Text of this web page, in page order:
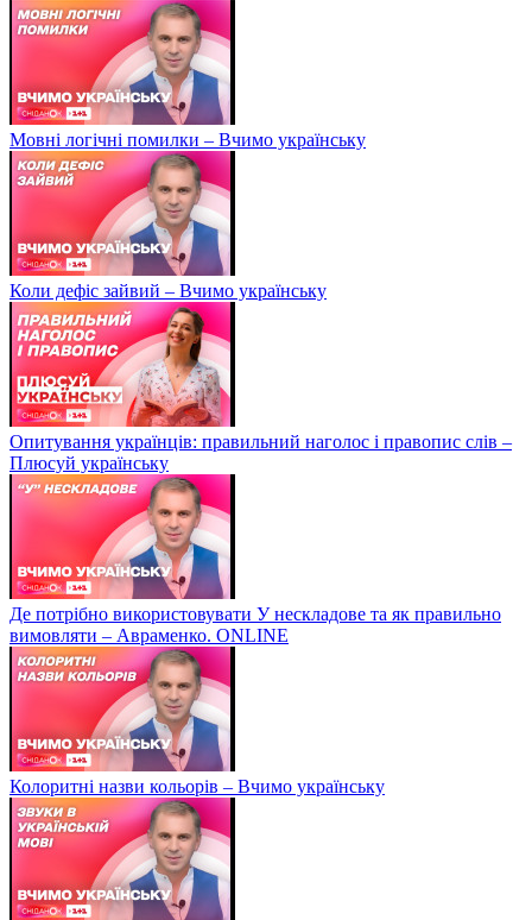
Мовні логічні помилки – Вчимо українську
Коли дефіс зайвий – Вчимо українську
Опитування українців: правильний наголос і правопис слів –
Плюсуй українську
Де потрібно використовувати У нескладове та як правильно
вимовляти – Авраменко. ONLINE
Колоритні назви кольорів – Вчимо українську